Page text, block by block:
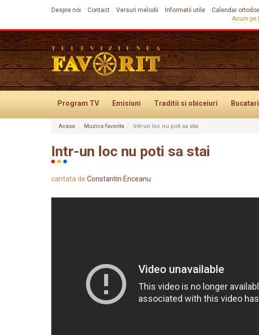
Despre noi Contact Versuri melodii Informatii utile Calendar ortodox
Acum pe
Program TV Emisiuni Traditii si obiceiuri
Evenimente
Acasa Muzica favorita Intr-un loc nu poti sa stai
Intr-un loc nu poti sa stai
cantata de Constantin Enceanu